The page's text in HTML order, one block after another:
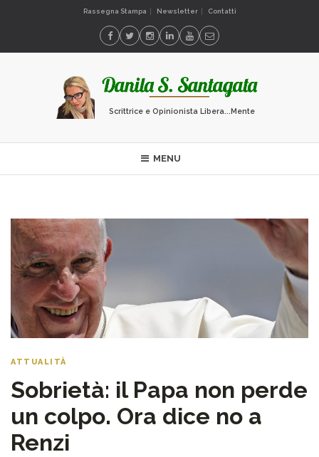
Rassegna Stampa Newsletter Contatti
Scrittrice e Opinionista Libera...Mente
MENU
ATTUALITÀ
Sobrietà: il Papa non perde
un colpo. Ora dice no a
Renzi